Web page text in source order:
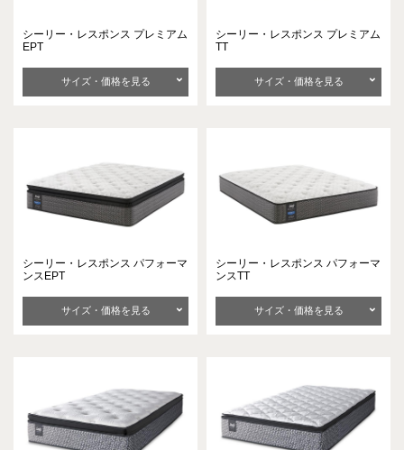
シーリー・レスポンス プレミアム
EPT
サイズ・価格を見る
シーリー・レスポンス プレミアム
TT
サイズ・価格を見る
シーリー・レスポンス パフォーマ
ンスEPT
サイズ・価格を見る
シーリー・レスポンス パフォーマ
ンスTT
サイズ・価格を見る